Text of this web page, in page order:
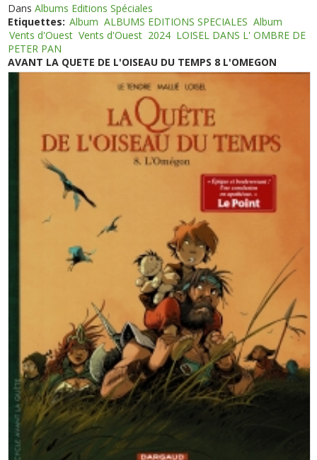
DansAlbums Editions Spéciales
Etiquettes: Album ALBUMS EDITIONS SPECIALES Album
Vents d'Ouest Vents d'Ouest 2024 LOISEL DANS L' OMBRE DE
PETER PAN
AVANT LA QUETE DE L'OISEAU DU TEMPS 8 L'OMEGON